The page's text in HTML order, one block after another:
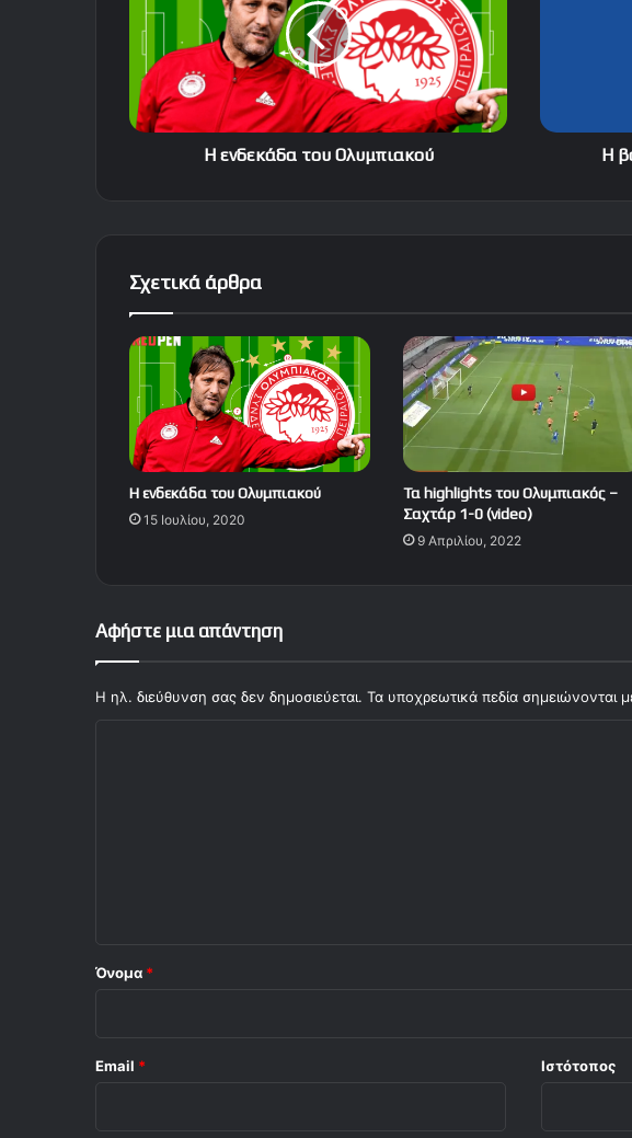
Ολυμπιακού
Η ενδεκάδα του Ολυμπιακού Η
Σχετικά άρθρα
Η ενδεκάδα του Ολυμπιακού
15 Ιουλίου, 2020
Τα highlights του Ολυμπιακός –
Σαχτάρ 1-0 (video)
9 Απριλίου, 2022
Αφήστε μια απάντηση
Η ηλ. διεύθυνση σας δεν δημοσιεύεται. Τα υποχρεωτικά πεδία σημειώνονται
Όνομα *
Email * Ιστότοπος